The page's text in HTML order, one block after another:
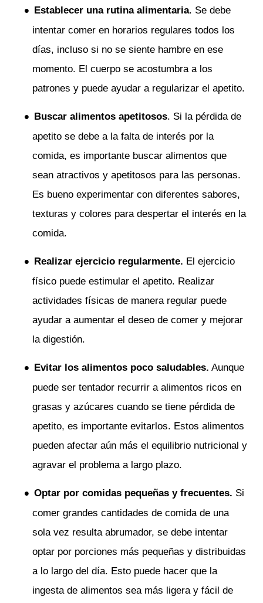
Establecer una rutina alimentaria. Se debe
intentar comer en horarios regulares todos los
días, incluso si no se siente hambre en ese
momento. El cuerpo se acostumbra a los
patrones y puede ayudar a regularizar el apetito.
Buscar alimentos apetitosos. Si la pérdida de
apetito se debe a la falta de interés por la
comida, es importante buscar alimentos que
sean atractivos y apetitosos para las personas.
Es bueno experimentar con diferentes sabores,
texturas y colores para despertar el interés en la
comida.
Realizar ejercicio regularmente. El ejercicio
físico puede estimular el apetito. Realizar
actividades físicas de manera regular puede
ayudar a aumentar el deseo de comer y mejorar
la digestión.
Evitar los alimentos poco saludables. Aunque
puede ser tentador recurrir a alimentos ricos en
grasas y azúcares cuando se tiene pérdida de
apetito, es importante evitarlos. Estos alimentos
pueden afectar aún más el equilibrio nutricional y
agravar el problema a largo plazo.
Optar por comidas pequeñas y frecuentes. Si
comer grandes cantidades de comida de una
sola vez resulta abrumador, se debe intentar
optar por porciones más pequeñas y distribuidas
a lo largo del día. Esto puede hacer que la
ingesta de alimentos sea más ligera y fácil de